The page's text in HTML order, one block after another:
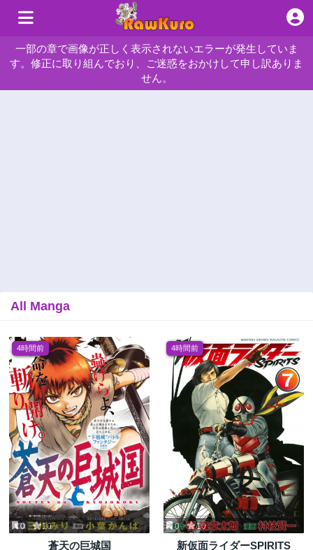
一部の章で画像が正しく表示されないエラーが発生していま
す。修正に取り組んでおり、ご迷惑をおかけして申し訳ありま
せん。
All Manga
4時間前
0 10
蒼天の巨城国
4時間前
0 10
新仮面ライダーSPIRITS